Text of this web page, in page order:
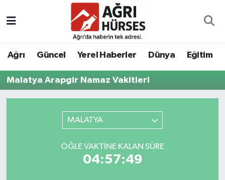
Ağrı Güncel Yerel Haberler Dünya Eğitim
Malatya Arapgir Namaz Vakitleri
MALATYA
ÖĞLE VAKTINE KALAN SÜRE
04:57:49
Hava Durumu
Süper Lig Puan Durumu ve Fikstür
Tüm Manşetler
Son Dakika Haberleri